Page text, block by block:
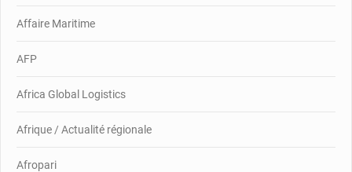
Affaire Maritime
AFP
Africa Global Logistics
Afrique / Actualité régionale
Afropari